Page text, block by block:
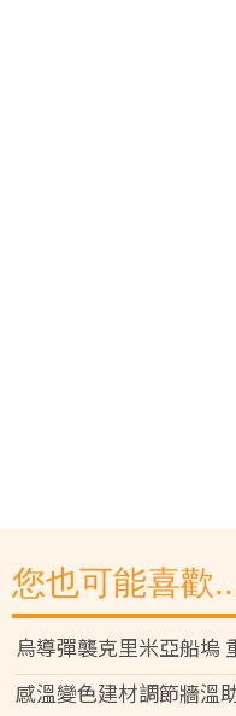
您也可能喜歡
烏導彈襲克里米亞船塢
感溫變色建材調節牆溫